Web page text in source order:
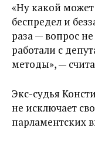
«Ну какой
беспредел и
раза — вопрос
работали с
методы», —
Экс-судья
не исключает
парламентских